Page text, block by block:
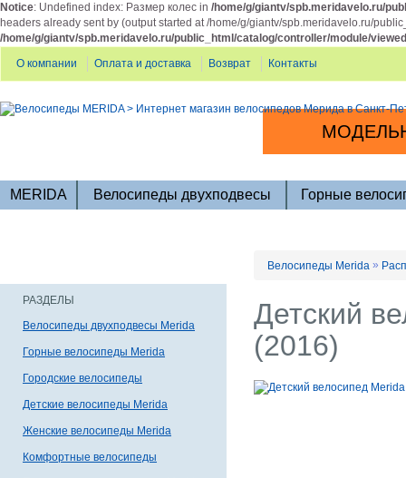
Notice: Undefined index: Размер колес in /home/g/giantv/spb.meridavelo.ru/
headers already sent by (output started at /home/g/giantv/spb.meridavelo.ru/
/home/g/giantv/spb.meridavelo.ru/public_html/catalog/controller/module/
О компании
Оплата и доставка Возврат Контакты
MERIDA Велосипеды двухподвесы Горные
РАЗДЕЛЫ
Велосипеды двухподвесы Merida
Горные велосипеды Merida
Городские велосипеды
Детские велосипеды Merida
Женские велосипеды Merida
Комфортные велосипеды
Велосипеды Merida »
Детский
(2016)